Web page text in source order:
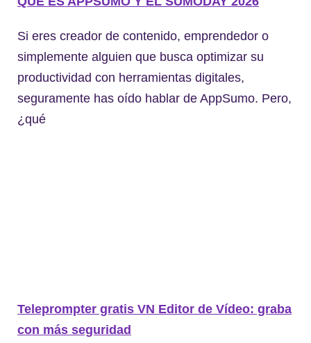
Si eres creador de contenido, emprendedor o
simplemente alguien que busca optimizar su
productividad con herramientas digitales,
seguramente has oído hablar de AppSumo. Pero,
¿qué
Teleprompter gratis VN Editor de Vídeo: graba
con más seguridad